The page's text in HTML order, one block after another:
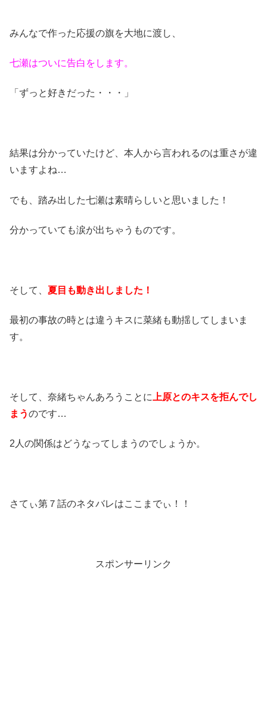
みんなで作った応援の旗を大地に渡し、
七瀬はついに告白をします。
「ずっと好きだった・・・」
結果は分かっていたけど、本人から言われるのは重さが違
いますよね…
でも、踏み出した七瀬は素晴らしいと思いました！
分かっていても涙が出ちゃうものです。
そして、 夏目も動き出しました！
最初の事故の時とは違うキスに菜緒も動揺してしまいま
す。
そして、奈緒ちゃんあろうことに
上原とのキスを拒んでし
まうのです…
2人の関係はどうなってしまうのでしょうか。
さてぃ第７話のネタバレはここまでぃ！！
スポンサーリンク